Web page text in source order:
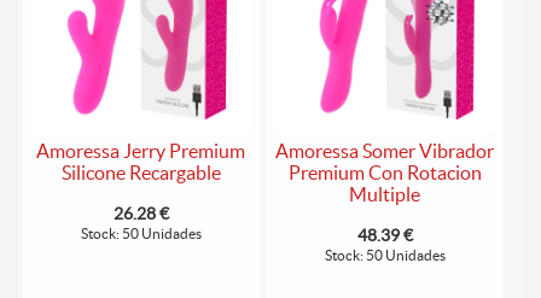
Amoressa Jerry Premium
Silicone Recargable
26.28 €
Stock: 50 Unidades
Amoressa Somer Vibrador
Premium Con Rotacion
Multiple
48.39 €
Stock: 50 Unidades